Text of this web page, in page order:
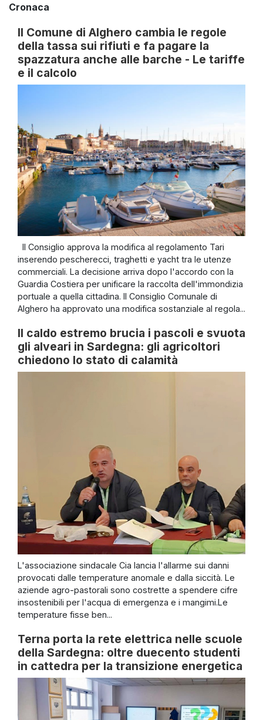
Cronaca
Il Comune di Alghero cambia le regole
della tassa sui rifiuti e fa pagare la
spazzatura anche alle barche - Le tariffe
e il calcolo
Il Consiglio approva la modifica al regolamento Tari
inserendo pescherecci, traghetti e yacht tra le utenze
commerciali. La decisione arriva dopo l'accordo con la
Guardia Costiera per unificare la raccolta dell'immondizia
portuale a quella cittadina. Il Consiglio Comunale di
Alghero ha approvato una modifica sostanziale al regola...
Il caldo estremo brucia i pascoli e svuota
gli alveari in Sardegna: gli agricoltori
chiedono lo stato di calamità
L'associazione sindacale Cia lancia l'allarme sui danni
provocati dalle temperature anomale e dalla siccità. Le
aziende agro-pastorali sono costrette a spendere cifre
insostenibili per l'acqua di emergenza e i mangimi.Le
temperature fisse ben...
Terna porta la rete elettrica nelle scuole
della Sardegna: oltre duecento studenti
in cattedra per la transizione energetica